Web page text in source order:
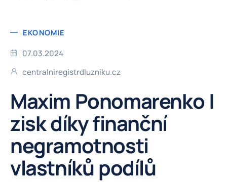
EKONOMIE
07.03.2024
centralniregistrdluzniku.cz
Maxim Ponomarenko |
zisk díky finanční
negramotnosti
vlastníků podílů